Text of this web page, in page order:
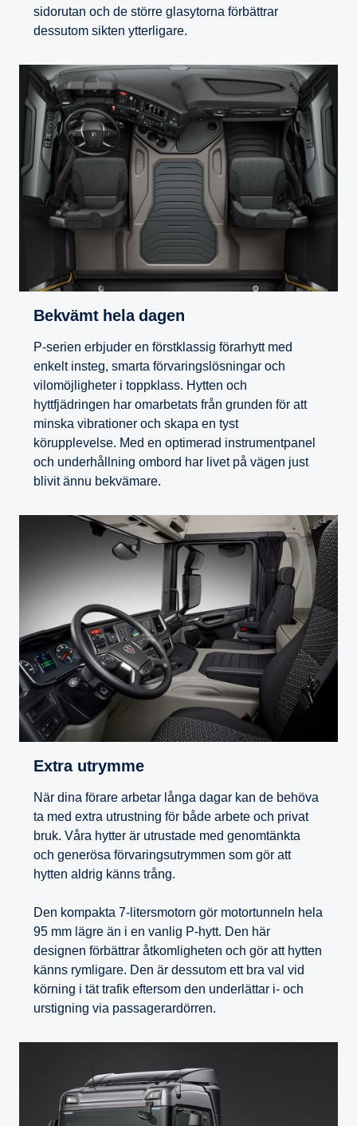
sidorutan och de större glasytorna förbättrar
dessutom sikten ytterligare.
Bekvämt hela dagen
P-serien erbjuder en förstklassig förarhytt med
enkelt insteg, smarta förvaringslösningar och
vilomöjligheter i toppklass. Hytten och
hyttfjädringen har omarbetats från grunden för att
minska vibrationer och skapa en tyst
körupplevelse. Med en optimerad instrumentpanel
och underhållning ombord har livet på vägen just
blivit ännu bekvämare.
Extra utrymme
När dina förare arbetar långa dagar kan de behöva
ta med extra utrustning för både arbete och privat
bruk. Våra hytter är utrustade med genomtänkta
och generösa förvaringsutrymmen som gör att
hytten aldrig känns trång.
Den kompakta 7-litersmotorn gör motortunneln hela
95 mm lägre än i en vanlig P-hytt. Den här
designen förbättrar åtkomligheten och gör att hytten
känns rymligare. Den är dessutom ett bra val vid
körning i tät trafik eftersom den underlättar i- och
urstigning via passagerardörren.